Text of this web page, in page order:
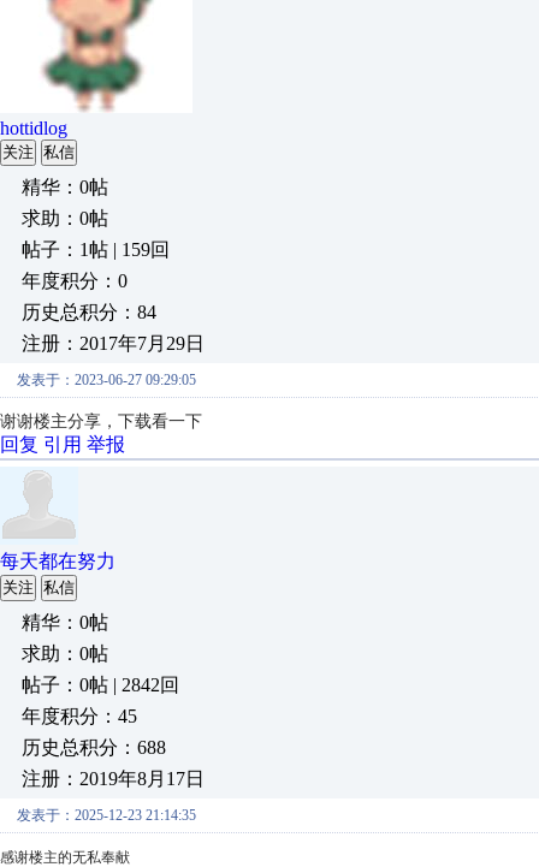
hottidlog
关注 私信
精华：0帖
求助：0帖
帖子：1帖 | 159回
年度积分：0
历史总积分：84
注册：2017年7月29日
发表于：2023-06-27 09:29:05
谢谢楼主分享，下载看一下
回复 引用 举报
每天都在努力
关注 私信
精华：0帖
求助：0帖
帖子：0帖 | 2842回
年度积分：45
历史总积分：688
注册：2019年8月17日
发表于：2025-12-23 21:14:35
感谢楼主的无私奉献